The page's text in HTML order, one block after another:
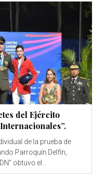
del Ejército
de la prueba de
Parroquín Delfín,
obtuvo el...